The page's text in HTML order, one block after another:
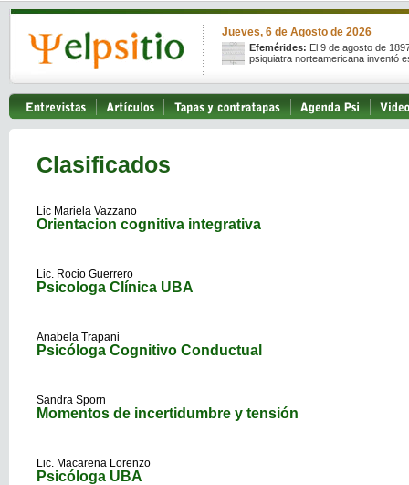
Jueves, 6 de Agosto de 2026
Efemérides: El 9 de agosto de
psiquiatra norteamericana inventó
Clasificados
Lic Mariela Vazzano
Orientacion cognitiva integrativa
Lic. Rocio Guerrero
Psicologa Clínica UBA
Anabela Trapani
Psicóloga Cognitivo Conductual
Sandra Sporn
Momentos de incertidumbre y tensión
Lic. Macarena Lorenzo
Psicóloga UBA